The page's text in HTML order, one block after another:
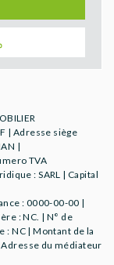
| Adresse siège
|
TVA
: SARL | Capital
: 0000-00-00 |
: NC. | N° de
: NC | Montant de la
du médiateur